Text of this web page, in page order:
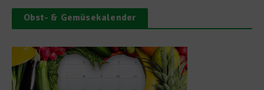
Obst- & Gemüsekalender